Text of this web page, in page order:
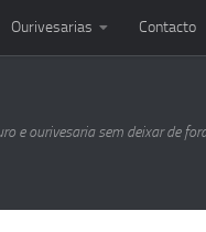
Ourivesarias Contacto
e ourivesaria sem deixar de